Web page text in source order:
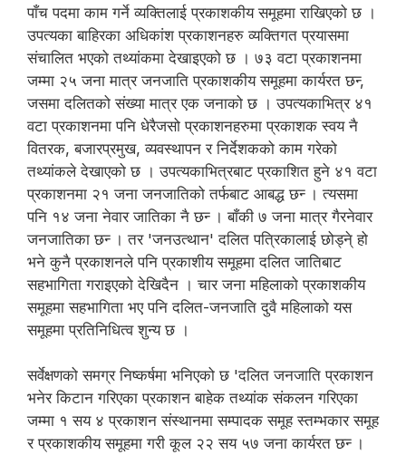
पाँच पदमा काम गर्ने व्यक्तिलाई प्रकाशकीय समूहमा राखिएको छ ।
उपत्यका बाहिरका अधिकांश प्रकाशनहरु व्यक्तिगत प्रयासमा
संचालित भएको तथ्यांकमा देखाइएको छ । ७३ वटा प्रकाशनमा
जम्मा २५ जना मात्र जनजाति प्रकाशकीय समूहमा कार्यरत छन्‍,
जसमा दलितको संख्या मात्र एक जनाको छ । उपत्यकाभित्र ४१
वटा प्रकाशनमा पनि धेरैजसो प्रकाशनहरुमा प्रकाशक स्वय नै
वितरक, बजारप्रमुख, व्यवस्थापन र निर्देशकको काम गरेको
तथ्यांकले देखाएको छ । उपत्यकाभित्रबाट प्रकाशित हुने ४१ वटा
प्रकाशनमा २१ जना जनजातिको तर्फबाट आबद्ध छन्‍ । त्यसमा
पनि १४ जना नेवार जातिका नै छन्‍ । बाँकी ७ जना मात्र गैरनेवार
जनजातिका छन्‍ । तर 'जनउत्थान' दलित पत्रिकालाई छोड्ने् हो
भने कुनै प्रकाशनले पनि प्रकाशीय समूहमा दलित जातिबाट
सहभागिता गराइएको देखिदैन । चार जना महिलाको प्रकाशकीय
समूहमा सहभागिता भए पनि दलित-जनजाति दुवै महिलाको यस
समूहमा प्रतिनिधित्व शुन्य छ ।
सर्वेक्षणको समग्र निष्कर्षमा भनिएको छ 'दलित जनजाति प्रकाशन
भनेर किटान गरिएका प्रकाशन बाहेक तथ्यांक संकलन गरिएका
जम्मा १ सय ४ प्रकाशन संस्थानमा सम्पादक समूह स्तम्भकार समूह
र प्रकाशकीय समूहमा गरी कूल २२ सय ५७ जना कार्यरत छन्‍ ।